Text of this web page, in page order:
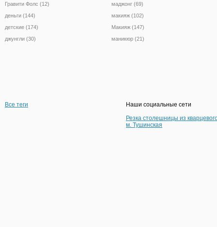
Гравити Фолс (12)
деньги (144)
детские (174)
джунгли (30)
маджонг (69)
макияж (102)
Макияж (147)
маникюр (21)
Все теги
Наши социальные сети
Резка столешницы из
м. Тушинская